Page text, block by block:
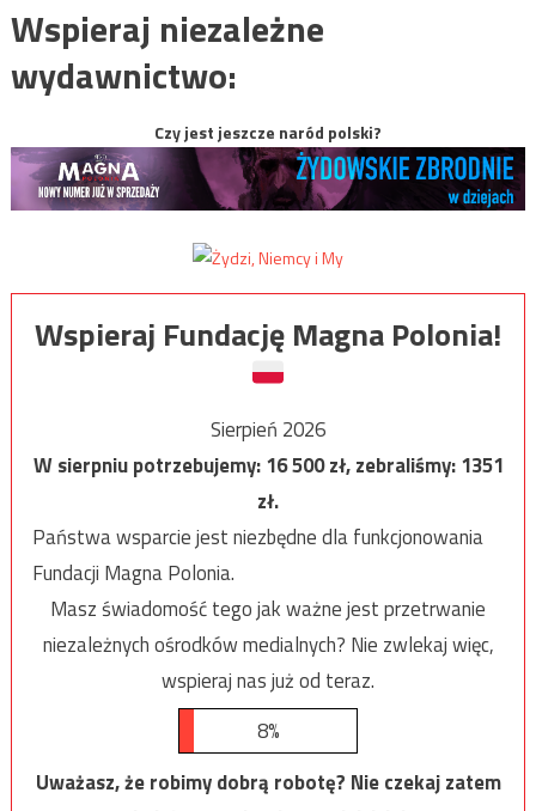
Wspieraj niezależne
wydawnictwo:
Czy jest jeszcze naród polski?
Wspieraj Fundację Magna Polonia!
Sierpień 2026
W sierpniu potrzebujemy:16 500zł, zebraliśmy:1351
zł.
Państwa wsparcie jest niezbędne dla funkcjonowania
Fundacji Magna Polonia.
Masz świadomość tego jak ważne jest przetrwanie
niezależnych ośrodków medialnych? Nie zwlekaj więc,
wspieraj nas już od teraz.
8%
Uważasz, że robimy dobrą robotę? Nie czekaj zatem